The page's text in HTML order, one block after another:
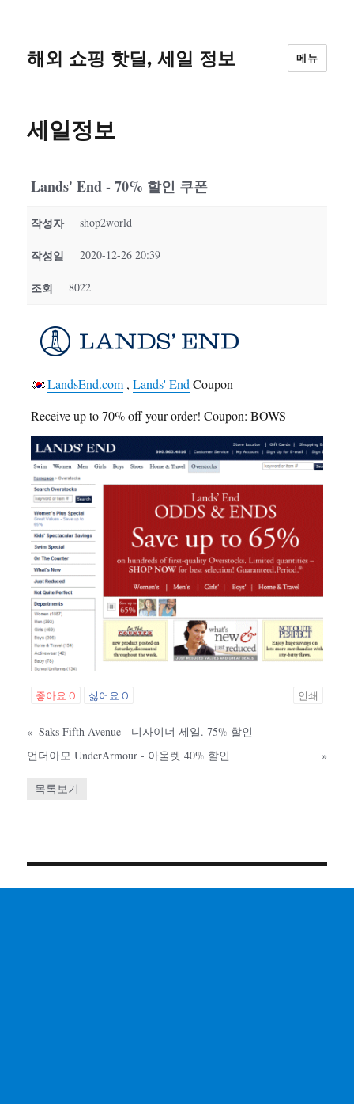
해외 쇼핑 핫딜, 세일 정보 메뉴
세일정보
Lands' End - 70% 할인 쿠폰
작성자 shop2world
작성일 2020-12-26 20:39
조회 8022
LandsEnd.com ,Lands' End Coupon
Receive up to 70% off your order! Coupon: BOWS
좋아요0 싫어요0 인쇄
« Saks Fifth Avenue - 디자이너 세일. 75% 할인
언더아모 UnderArmour - 아울렛 40% 할인
»
목록보기